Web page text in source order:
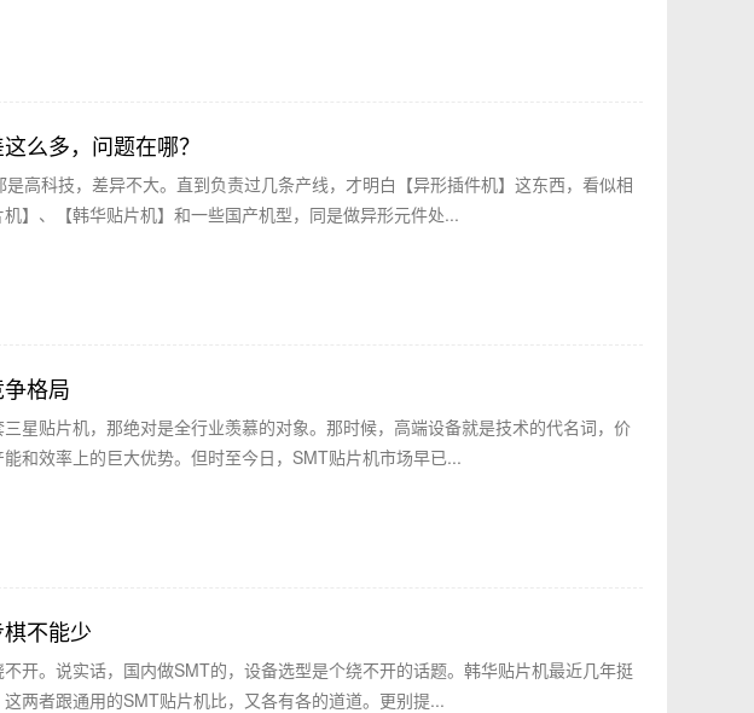
么多，问题在哪？
高科技，差异不大。直到负责过几条产线，才明白【异形插件机】这东西，看似相
】、【韩华贴片机】和一些国产机型，同是做异形元件处...
格局
星贴片机，那绝对是全行业羡慕的对象。那时候，高端设备就是技术的代名词，价
和效率上的巨大优势。但时至今日，SMT贴片机市场早已...
不能少
开。说实话，国内做SMT的，设备选型是个绕不开的话题。韩华贴片机最近几年挺
两者跟通用的SMT贴片机比，又各有各的道道。更别提...